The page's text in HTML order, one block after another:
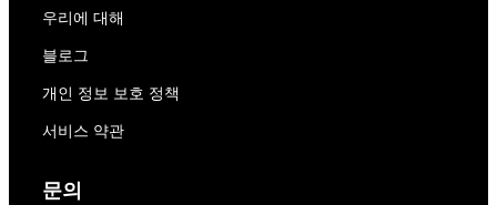
우리에 대해
블로그
개인 정보 보호 정책
서비스 약관
문의